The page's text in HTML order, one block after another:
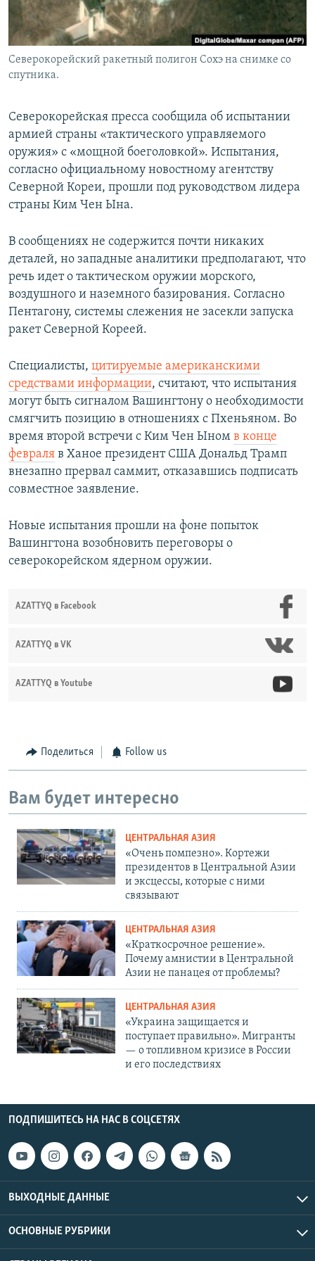
Северокорейский ракетный полигон Сохэ на снимке со
спутника.
Северокорейская пресса сообщила об испытании
армией страны «тактического управляемого
оружия» с «мощной боеголовкой». Испытания,
согласно официальному новостному агентству
Северной Кореи, прошли под руководством лидера
страны Ким Чен Ына.
В сообщениях не содержится почти никаких
деталей, но западные аналитики предполагают, что
речь идет о тактическом оружии морского,
воздушного и наземного базирования. Согласно
Пентагону, системы слежения не засекли запуска
ракет Северной Кореей.
Специалисты, цитируемые американскими
средствами информации, считают, что испытания
могут быть сигналом Вашингтону о необходимости
смягчить позицию в отношениях с Пхеньяном. Во
время второй встречи с Ким Чен Ыном в конце
февраля в Ханое президент США Дональд Трамп
внезапно прервал саммит, отказавшись подписать
совместное заявление.
Новые испытания прошли на фоне попыток
Вашингтона возобновить переговоры о
северокорейском ядерном оружии.
AZATTYQ в Facebook
AZATTYQ в VK
AZATTYQ в Youtube
Поделиться Follow us
Вам будет интересно
ЦЕНТРАЛЬНАЯ АЗИЯ
«Очень помпезно». Кортежи
президентов в Центральной Азии
и эксцессы, которые с ними
связывают
ЦЕНТРАЛЬНАЯ АЗИЯ
«Краткосрочное решение».
Почему амнистии в Центральной
Азии не панацея от проблемы?
ЦЕНТРАЛЬНАЯ АЗИЯ
«Украина защищается и
поступает правильно». Мигранты
— о топливном кризисе в России
и его последствиях
ПОДПИШИТЕСЬ НА НАС В СОЦСЕТЯХ
ВЫХОДНЫЕ ДАННЫЕ
ОСНОВНЫЕ РУБРИКИ